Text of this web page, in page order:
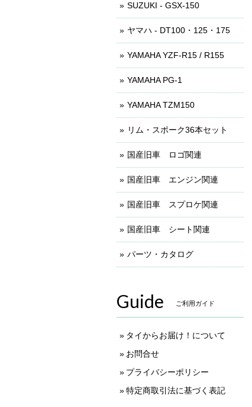
SUZUKI - GSX-150
ヤマハ - DT100・125・175
YAMAHA YZF-R15 / R155
YAMAHA PG-1
YAMAHA TZM150
リム・スポーク36本セット
国産旧車 ロゴ関連
国産旧車 エンジン関連
国産旧車 スプロケ関連
国産旧車 シート関連
パーツ・カタログ
Guide ご利用ガイド
タイからお届け！について
お問合せ
プライバシーポリシー
特定商取引法に基づく表記